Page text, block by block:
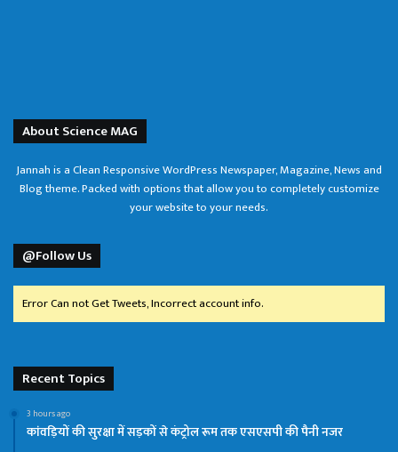
About Science MAG
Jannah is a Clean Responsive WordPress Newspaper, Magazine, News and
Blog theme. Packed with options that allow you to completely customize
your website to your needs.
@Follow Us
Error Can not Get Tweets, Incorrect account info.
Recent Topics
3 hours ago
कांवड़ियों की सुरक्षा में सड़कों से कंट्रोल रूम तक एसएसपी की पैनी नजर